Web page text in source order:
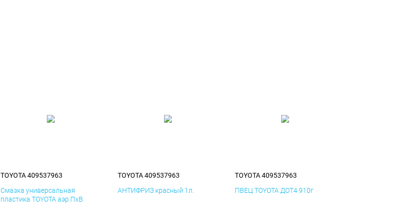
TOYOTA 409537963
Смазка универсальная
пластика TOYOTA аэр ПхВ
TOYOTA 409537963
АНТИФРИЗ красный 1л.
TOYOTA 409537963
ПВЕЦ TOYOTA ДОТ4 910г